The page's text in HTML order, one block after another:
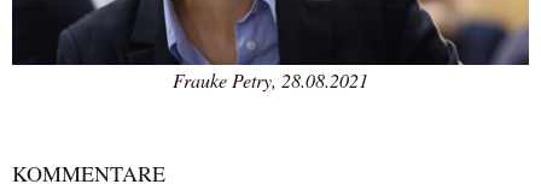
Frauke Petry, 28.08.2021
KOMMENTARE